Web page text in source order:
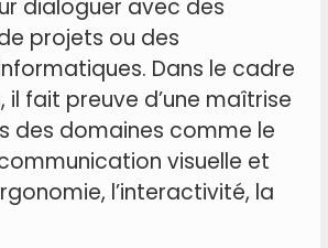
dialoguer avec des
projets ou des
Dans le cadre
fait preuve d’une maîtrise
des domaines comme le
visuelle et
l’interactivité, la